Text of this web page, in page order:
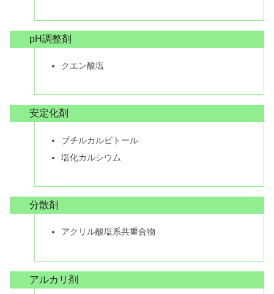
pH調整剤
クエン酸塩
安定化剤
ブチルカルビトール
塩化カルシウム
分散剤
アクリル酸塩系共重合物
アルカリ剤